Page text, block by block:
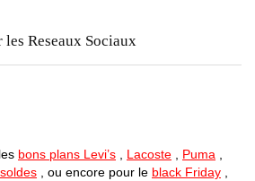
les Reseaux Sociaux
bons plans Levi’s , Lacoste , Puma ,
soldes , ou encore pour le black Friday ,